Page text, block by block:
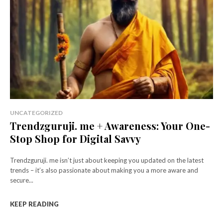
UNCATEGORIZED
Trendzguruji. me + Awareness: Your One-
Stop Shop for Digital Savvy
Trendzguruji. me isn’t just about keeping you updated on the latest
trends – it’s also passionate about making you a more aware and
secure...
KEEP READING